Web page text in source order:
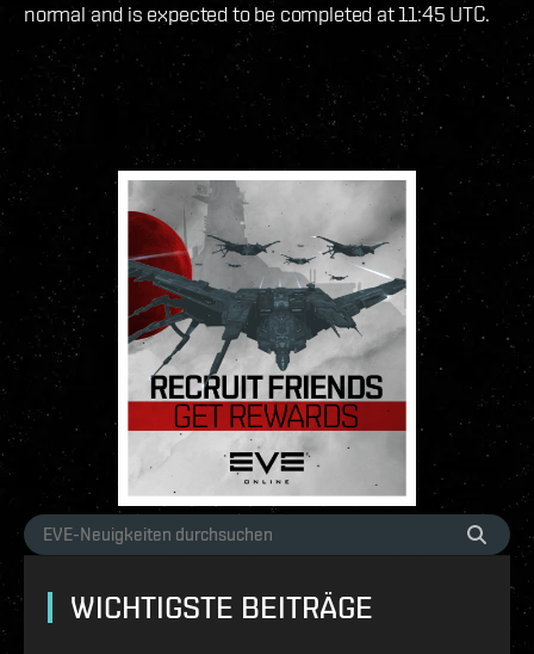
normal and is expected to be completed at 11:45 UTC.
WICHTIGSTE BEITRÄGE